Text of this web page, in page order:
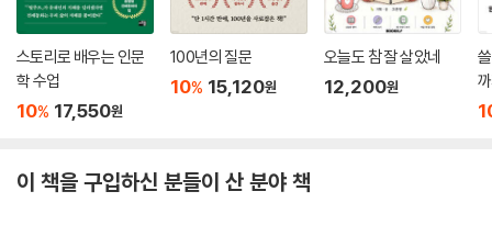
스토리로 배우는 인문
학 수업
10% 17,550원
100년의 질문
10% 15,120원
오늘도 참 잘 살았네
12,200원
이 책을 구입하신 분들이 산 분야 책